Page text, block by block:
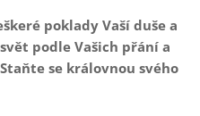
poklady Vaší duše a
podle Vašich přání a
se královnou svého